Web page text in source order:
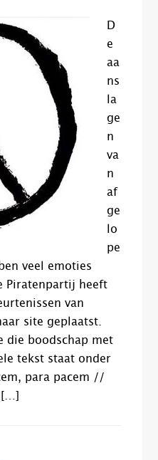
D
e
aa
ns
la
ge
n
va
n
af
ge
lo
pe
veel emoties
Piratenpartij heeft
van
site geplaatst.
die boodschap met
tekst staat onder
para pacem //
[…]